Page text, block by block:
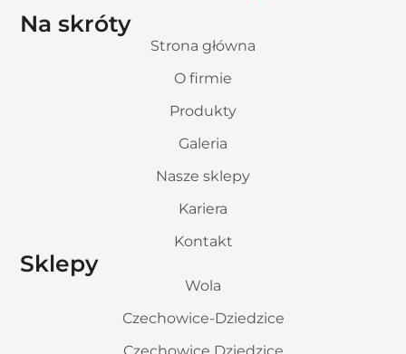
Na skróty
Strona główna
O firmie
Produkty
Galeria
Nasze sklepy
Kariera
Kontakt
Sklepy
Wola
Czechowice-Dziedzice